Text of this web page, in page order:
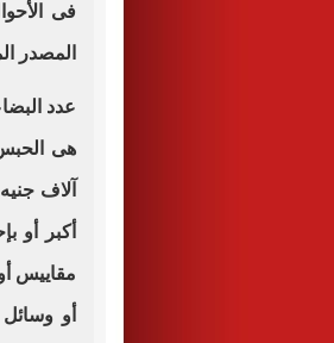
فى
المصدر
عدد
هى
آلاف
أكبر أو
مقاييس
أو